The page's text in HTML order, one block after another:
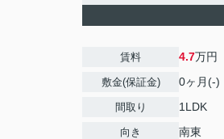
賃料 4.7万円
敷金(保証金) 0ヶ月(-)
間取り 1LDK
向き 南東